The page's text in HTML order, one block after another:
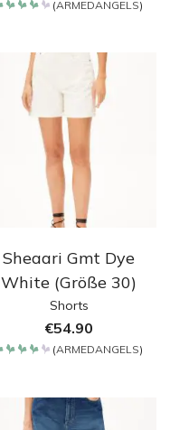
(ARMEDANGELS)
Sheaari Gmt Dye
White (Größe 30)
Shorts
€54.90
(ARMEDANGELS)